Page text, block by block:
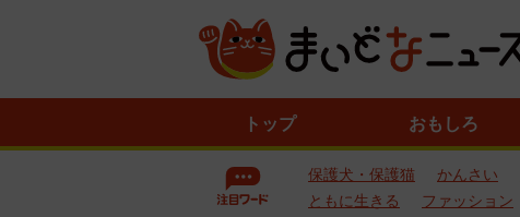
トップ おもしろ
保護犬・保護猫 かんさい
ともに生きる
ファッション